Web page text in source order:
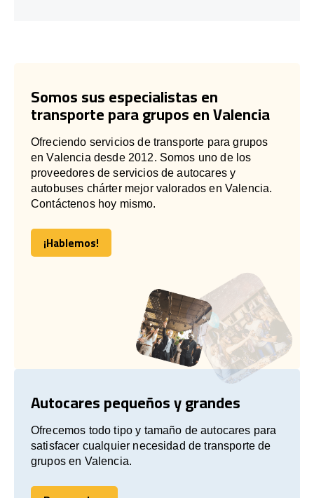
Somos sus especialistas en
transporte para grupos en Valencia
Ofreciendo servicios de transporte para grupos
en Valencia desde 2012. Somos uno de los
proveedores de servicios de autocares y
autobuses chárter mejor valorados en Valencia.
Contáctenos hoy mismo.
¡Hablemos!
¡Hablemos!
Autocares pequeños y grandes
Ofrecemos todo tipo y tamaño de autocares para
satisfacer cualquier necesidad de transporte de
grupos en Valencia.